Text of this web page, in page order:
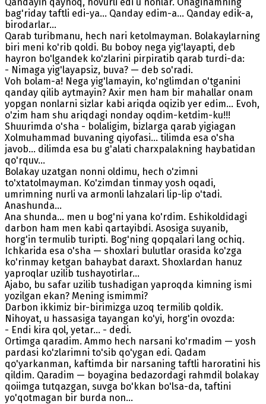
bag'riday taftli edi-ya... Qanday edim-a... Qanday edik-a,
birodarlar...
Qarab turibmanu, hech nari ketolmayman. Bolakaylarning
biri meni ko'rib qoldi. Bu boboy nega yig'layapti, deb
hayron bo'lgandek ko'zlarini pirpiratib qarab turdi-da:
- Nimaga yig'layapsiz, buva? — deb so'radi.
Voh bolam-a! Nega yig'lamayin, ko'nglimdan o'tganini
qanday qilib aytmayin? Axir men ham bir mahallar onam
yopgan nonlarni sizlar kabi ariqda oqizib yer edim... Evoh,
o'zim ham shu ariqdagi nonday oqdim-ketdim-ku!!!
Shuurimda o'sha - bolaligim, bizlarga qarab yigiagan
Xolmuhammad buvaning qiyofasi... tilimda esa o'sha
javob... dilimda esa bu g'alati charxpalakning haybatidan
qo'rquv...
Bolakay uzatgan nonni oldimu, hech o'zimni
to'xtatolmayman. Ko'zimdan tinmay yosh oqadi,
umrimning nurli va armonli lahzalari lip-lip o'tadi.
Anashunda...
Ana shunda... men u bog'ni yana ko'rdim. Eshikoldidagi
darbon ham men kabi qartayibdi. Asosiga suyanib,
horg'in termulib turipti. Bog'ning qopqalari lang ochiq.
Ichkarida esa o'sha — shoxlari bulutlar orasida ko'zga
ko'rinmay ketgan bahaybat daraxt. Shoxlardan hanuz
yaproqlar uzilib tushayotirlar...
Ajabo, bu safar uzilib tushadigan yaproqda kimning ismi
yozilgan ekan? Mening ismimmi?
Darbon ikkimiz bir-birimizga uzoq termilib qoldik.
Nihoyat, u hassasiga tayangan ko'yi, horg'in ovozda:
- Endi kira qol, yetar... - dedi.
Ortimga qaradim. Ammo hech narsani ko'rmadim — yosh
pardasi ko'zlarimni to'sib qo'ygan edi. Qadam
qo'yarkanman, kaftimda bir narsaning taftli haroratini his
qildim. Qaradim — boyagina bedazordagi rahmdil bolakay
qoiimga tutqazgan, suvga bo'kkan bo'lsa-da, taftini
yo'qotmagan bir burda non...